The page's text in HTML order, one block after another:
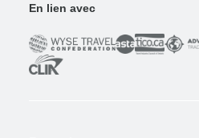
En lien avec